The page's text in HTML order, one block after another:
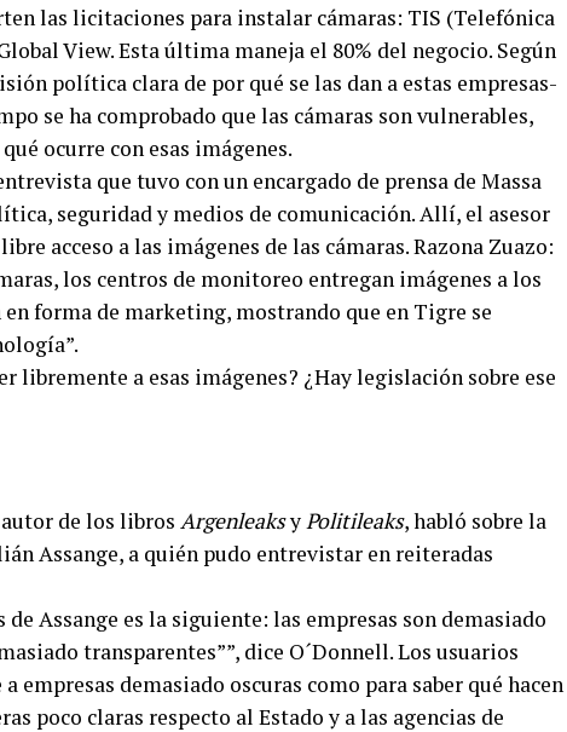
las licitaciones para instalar cámaras: TIS (Telefónica
View. Esta última maneja el 80% del negocio. Según
política clara de por qué se las dan a estas empresas-
se ha comprobado que las cámaras son vulnerables,
ocurre con esas imágenes.
que tuvo con un encargado de prensa de Massa
seguridad y medios de comunicación. Allí, el asesor
acceso a las imágenes de las cámaras. Razona Zuazo:
los centros de monitoreo entregan imágenes a los
forma de marketing, mostrando que en Tigre se
libremente a esas imágenes? ¿Hay legislación sobre ese
de los libros ArgenleaksyPolitileaks, habló sobre la
Assange, a quién pudo entrevistar en reiteradas
Assange es la siguiente: las empresas son demasiado
transparentes””, dice O´Donnell. Los usuarios
empresas demasiado oscuras como para saber qué hacen
poco claras respecto al Estado y a las agencias de